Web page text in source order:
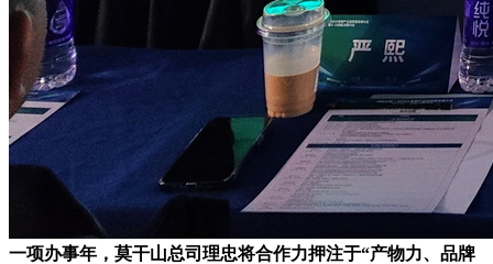
一项办事年，莫干山总司理忠将合作力押注于“产物力、品牌